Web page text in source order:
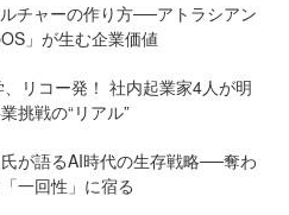
チャーの作り方──アトラシアン
」が生む企業価値
リコー発！ 社内起業家4人が明
挑戦の“リアル”
が語るAI時代の生存戦略──奪わ
一回性」に宿る